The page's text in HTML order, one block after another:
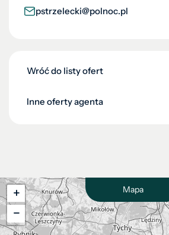
pstrzelecki@polnoc.pl
Wróć do listy ofert
Inne oferty agenta
Mapa
+
−